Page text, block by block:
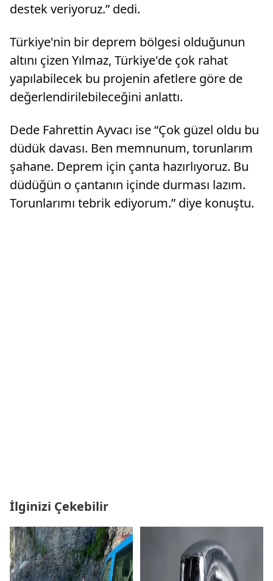
destek veriyoruz.” dedi.
Türkiye'nin bir deprem bölgesi olduğunun
altını çizen Yılmaz, Türkiye'de çok rahat
yapılabilecek bu projenin afetlere göre de
değerlendirilebileceğini anlattı.
Dede Fahrettin Ayvacı ise “Çok güzel oldu bu
düdük davası. Ben memnunum, torunlarım
şahane. Deprem için çanta hazırlıyoruz. Bu
düdüğün o çantanın içinde durması lazım.
Torunlarımı tebrik ediyorum.” diye konuştu.
İlginizi Çekebilir